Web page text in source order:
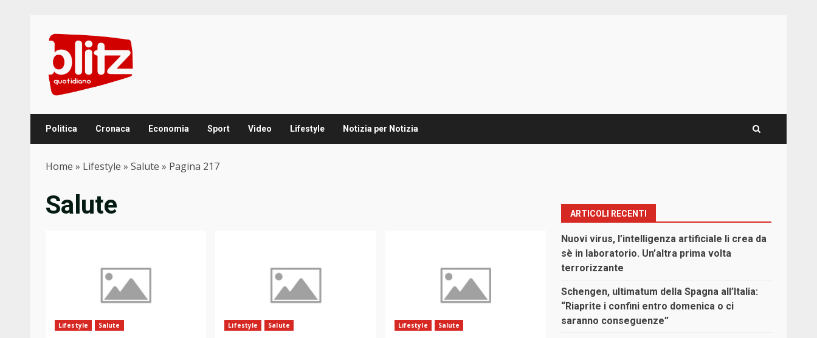
content
Politica Cronaca Economia Sport Video Lifestyle Notizia per Notizia
Home » Lifestyle » Salute » Pagina 217
Salute
Lifestyle Salute Lifestyle Salute Lifestyle Salute
ARTICOLI RECENTI
Nuovi virus, l’intelligenza artificiale li crea da
sè in laboratorio. Un’altra prima volta
terrorizzante
Schengen, ultimatum della Spagna all’Italia:
“Riaprite i confini entro domenica o ci
saranno conseguenze”